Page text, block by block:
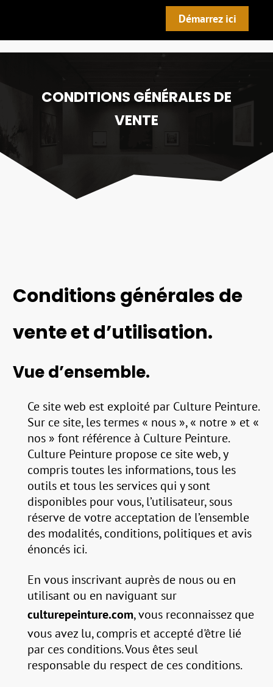
Démarrez ici
CONDITIONS GÉNÉRALES DE
VENTE
Conditions générales de
vente et d’utilisation.
Vue d’ensemble.
Ce site web est exploité par Culture Peinture.
Sur ce site, les termes « nous », « notre » et «
nos » font référence à Culture Peinture.
Culture Peinture propose ce site web, y
compris toutes les informations, tous les
outils et tous les services qui y sont
disponibles pour vous, l’utilisateur, sous
réserve de votre acceptation de l’ensemble
des modalités, conditions, politiques et avis
énoncés ici.
En vous inscrivant auprès de nous ou en
utilisant ou en naviguant sur
culturepeinture.com, vous reconnaissez que
vous avez lu, compris et accepté d'être lié
par ces conditions. Vous êtes seul
responsable du respect de ces conditions.